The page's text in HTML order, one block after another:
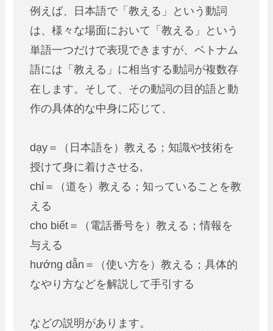
例えば、日本語で「教える」という動詞
は、様々な場面において「教える」という
単語一つだけで表現できますが、ベトナム
語には「教える」に相当する動詞が複数存
在します。そして、その動詞の目的語と動
作の具体的な中身に応じて、
dạy＝（日本語を）教える；知識や技術を
授けて身に着けさせる,
chỉ＝（道を）教える；知っていることを教
える
cho biết＝（電話番号を）教える；情報を
与える
hướng dẫn＝（使い方を）教える；具体的
なやり方などを解説して手引する
などの説明があります。